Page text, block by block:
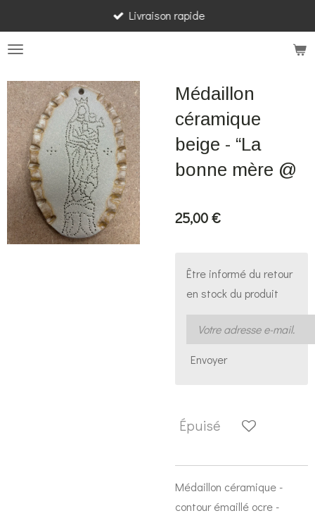
au
contenu
Livraison rapide
Médaillon
céramique
beige - “La
bonne mère @
25,00 €
Être informé du retour
en stock du produit
Envoyer
Épuisé
Médaillon céramique -
contour émaillé ocre -